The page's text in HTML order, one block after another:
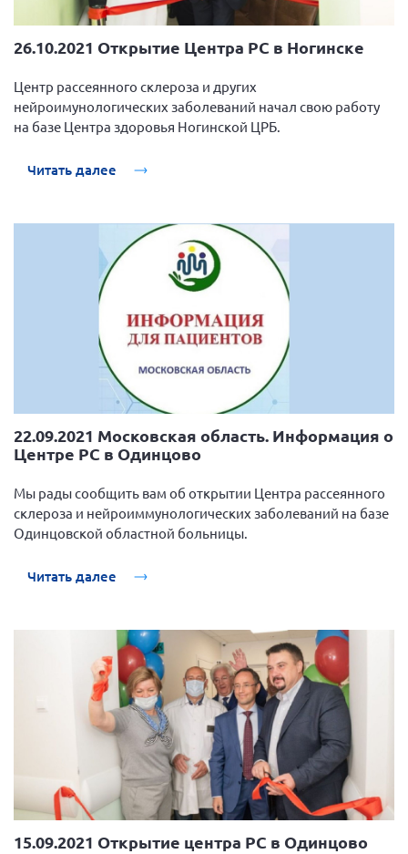
26.10.2021 Открытие Центра РС в Ногинске
Центр рассеянного склероза и других
нейроимунологических заболеваний начал свою работу
на базе Центра здоровья Ногинской ЦРБ.
Читать далее
22.09.2021 Московская область. Информация о
Центре РС в Одинцово
Мы рады сообщить вам об открытии Центра рассеянного
склероза и нейроиммунологических заболеваний на базе
Одинцовской областной больницы.
Читать далее
15.09.2021 Открытие центра РС в Одинцово